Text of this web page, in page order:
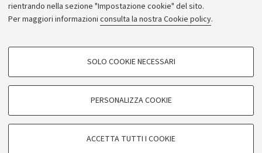
rientrando nella sezione "Impostazione cookie" del sito.
Per maggiori informazioni consulta la nostra Cookie policy.
COOKIE DI PROFILAZIONE - FACOLTATIVI
COOKIE TECNICI - NECESSARI
SOLO COOKIE NECESSARI
PERSONALIZZA COOKIE
ACCETTA TUTTI I COOKIE
Atti di notifica
Informazioni sul sito e accessibilità
Dichiarazione di accessibilità
Privacy e note legali
Impostazioni Cookie
©Copyright 2026 - ALMA MATER STUDIORUM - Università di
Bologna - Via Zamboni,33 - 40126Bologna - PI: